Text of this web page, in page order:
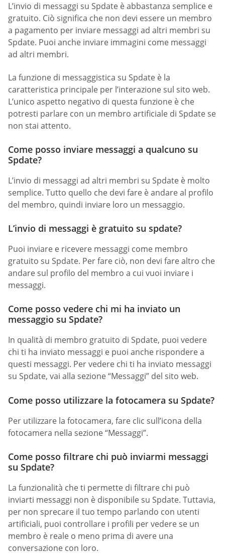
L’invio di messaggi su Spdate è abbastanza semplice e
gratuito. Ciò significa che non devi essere un membro
a pagamento per inviare messaggi ad altri membri su
Spdate. Puoi anche inviare immagini come messaggi
ad altri membri.
La funzione di messaggistica su Spdate è la
caratteristica principale per l’interazione sul sito web.
L’unico aspetto negativo di questa funzione è che
potresti parlare con un membro artificiale di Spdate se
non stai attento.
Come posso inviare messaggi a qualcuno su
Spdate?
L’invio di messaggi ad altri membri su Spdate è molto
semplice. Tutto quello che devi fare è andare al profilo
del membro, quindi inviare loro un messaggio.
L’invio di messaggi è gratuito su spdate?
Puoi inviare e ricevere messaggi come membro
gratuito su Spdate. Per fare ciò, non devi fare altro che
andare sul profilo del membro a cui vuoi inviare i
messaggi.
Come posso vedere chi mi ha inviato un
messaggio su Spdate?
In qualità di membro gratuito di Spdate, puoi vedere
chi ti ha inviato messaggi e puoi anche rispondere a
questi messaggi. Per vedere chi ti ha inviato messaggi
su Spdate, vai alla sezione “Messaggi” del sito web.
Come posso utilizzare la fotocamera su Spdate?
Per utilizzare la fotocamera, fare clic sull’icona della
fotocamera nella sezione “Messaggi”.
Come posso filtrare chi può inviarmi messaggi
su Spdate?
La funzionalità che ti permette di filtrare chi può
inviarti messaggi non è disponibile su Spdate. Tuttavia,
per non sprecare il tuo tempo parlando con utenti
artificiali, puoi controllare i profili per vedere se un
membro è reale o meno prima di avere una
conversazione con loro.